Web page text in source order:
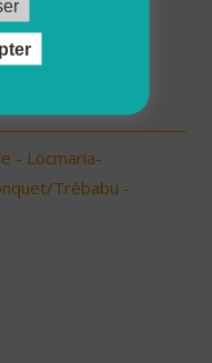
- Locmaria-
Trébabu -